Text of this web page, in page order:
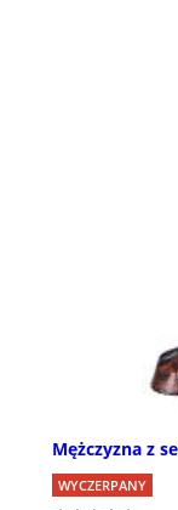
Mężczyzna z
WYCZERPANY